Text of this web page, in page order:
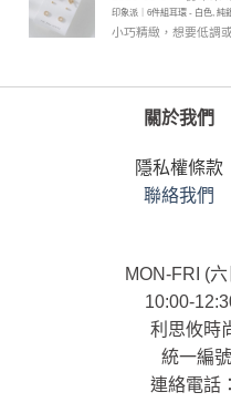
分 5
印象派｜6件組耳環 - 白色, 純
小巧精緻，想要低調
關於我們
隱私權條款
聯絡我們
MON-FRI (
10:00-
利思攸時
統一編
連絡電話